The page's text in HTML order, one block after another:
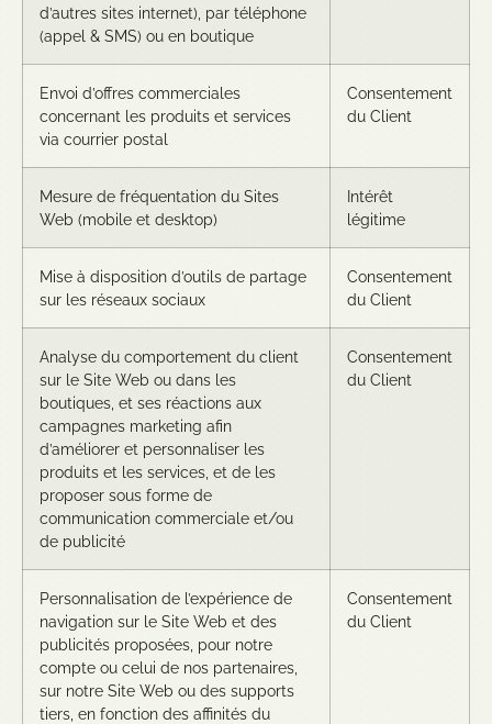
d’autres sites internet), par téléphone
(appel & SMS) ou en boutique
Envoi d’offres commerciales
concernant les produits et services
via courrier postal
Consentement
du Client
Mesure de fréquentation du Sites
Web (mobile et desktop)
Intérêt
légitime
Mise à disposition d’outils de partage
sur les réseaux sociaux
Consentement
du Client
Analyse du comportement du client
sur le Site Web ou dans les
boutiques, et ses réactions aux
campagnes marketing afin
d’améliorer et personnaliser les
produits et les services, et de les
proposer sous forme de
communication commerciale et/ou
de publicité
Consentement
du Client
Personnalisation de l’expérience de
navigation sur le Site Web et des
publicités proposées, pour notre
compte ou celui de nos partenaires,
sur notre Site Web ou des supports
tiers, en fonction des affinités du
Consentement
du Client